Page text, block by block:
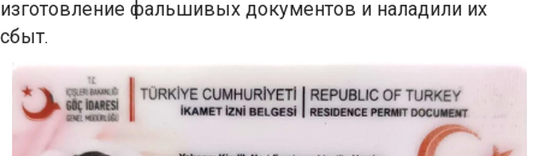
изготовление фальшивых документов и наладили их
сбыт.